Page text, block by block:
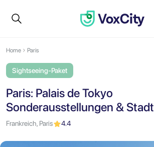
Home Paris
Sightseeing-Paket
Paris: Palais de Tokyo
Sonderausstellungen &
Frankreich, Paris 4.4